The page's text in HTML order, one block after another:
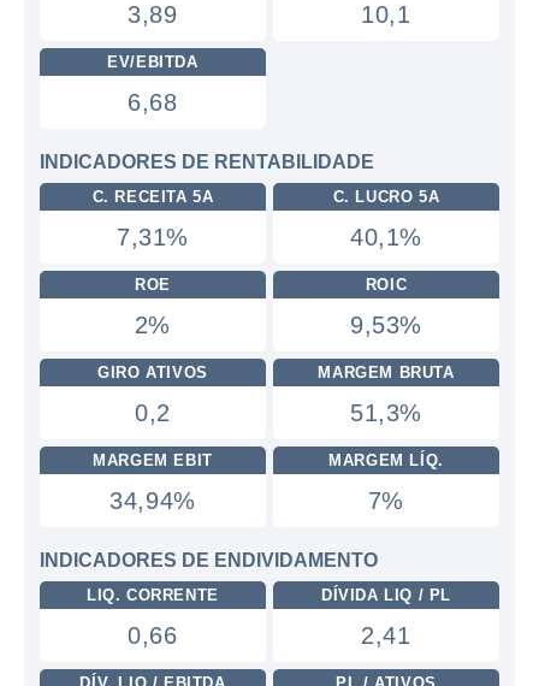
3,89 10,1
EV/EBITDA
6,68
INDICADORES DE RENTABILIDADE
C. RECEITA 5A
7,31%
C. LUCRO 5A
40,1%
ROE
2%
ROIC
9,53%
GIRO ATIVOS
0,2
MARGEM BRUTA
51,3%
MARGEM EBIT
34,94%
MARGEM LÍQ.
7%
INDICADORES DE ENDIVIDAMENTO
LIQ. CORRENTE
0,66
DÍVIDA LIQ / PL
2,41